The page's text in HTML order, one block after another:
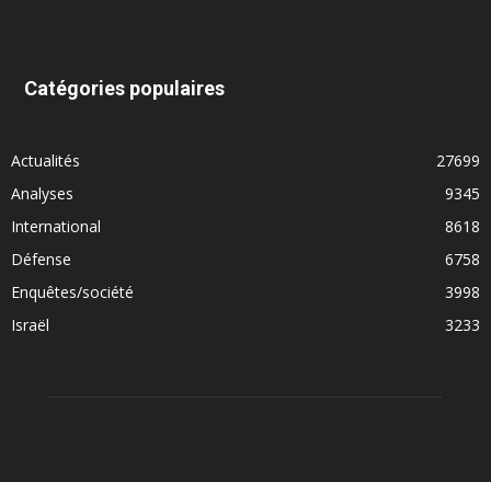
Catégories populaires
Actualités
27699
Analyses
9345
International
8618
Défense
6758
Enquêtes/société
3998
Israël
3233